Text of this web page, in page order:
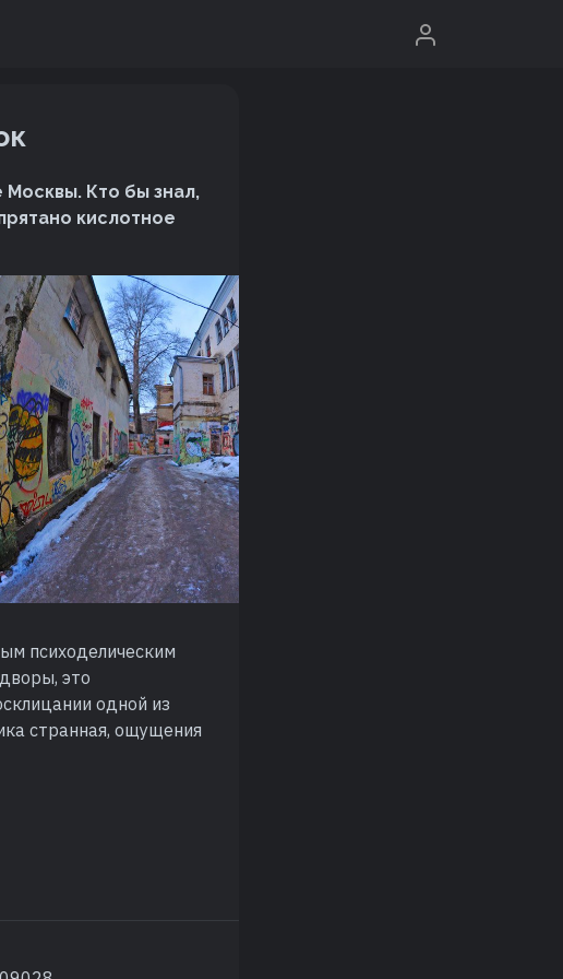
Кто бы знал,
кислотное
психоделическим
это
одной из
странная, ощущения